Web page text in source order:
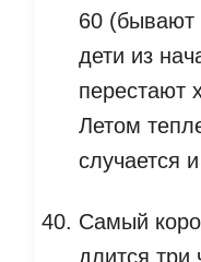
60 (бывают
дети из
перестают
Летом
случается
Самый
длится